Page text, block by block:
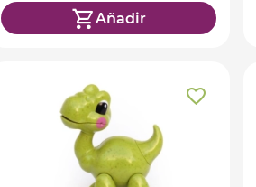
Añadir